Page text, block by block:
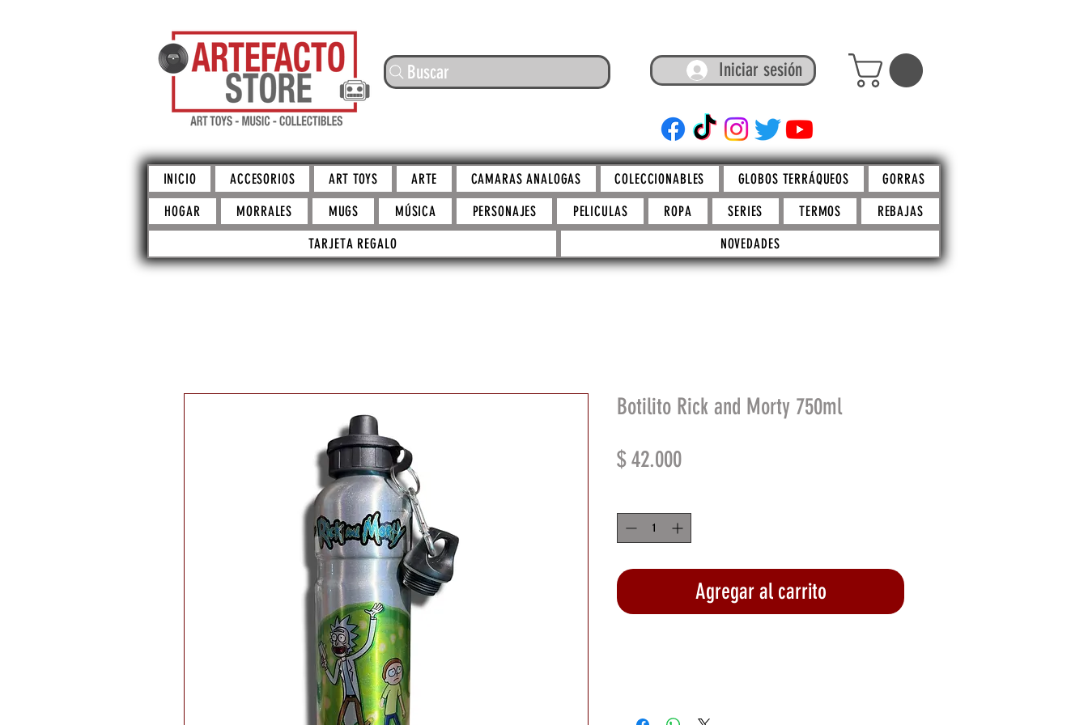
Buscar Iniciar sesión
ARTEFACTO STORE
INICIO ACCESORIOS ART TOYS ARTE CAMARAS ANALOGAS COLECCIONABLES GLOBOS TERRÁQUEOS
GORRAS
HOGAR
MORRALES MUGS MÚSICA PERSONAJES PELICULAS ROPA SERIES TERMOS
REBAJAS
TARJETA REGALO
NOVEDADES
Botilito Rick and Morty 750ml
$ 42.000Precio
Agregar al carrito